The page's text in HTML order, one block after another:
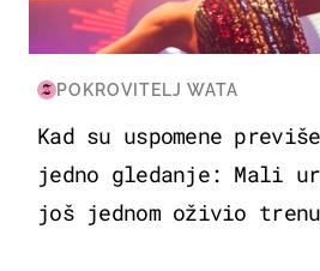
POKROVITELJ WATA
Kad su uspomene
jedno gledanje: Mali
još jednom oživio